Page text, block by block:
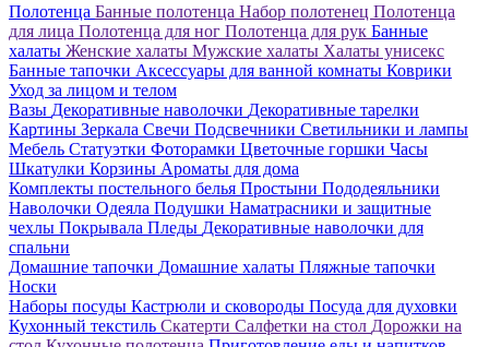
Полотенца Банные полотенца Набор полотенец Полотенца
для лица Полотенца для ног Полотенца для рук Банные
халаты Женские халаты Мужские халаты Халаты унисекс
Банные тапочки Аксессуары для ванной комнаты Коврики
Уход за лицом и телом
Вазы Декоративные наволочки Декоративные тарелки
Картины Зеркала Свечи Подсвечники Светильники и лампы
Мебель Статуэтки Фоторамки Цветочные горшки Часы
Шкатулки Корзины Ароматы для дома
Комплекты постельного белья Простыни Пододеяльники
Наволочки Одеяла Подушки Наматрасники и защитные
чехлы Покрывала Пледы Декоративные наволочки для
спальни
Домашние тапочки Домашние халаты Пляжные тапочки
Носки
Наборы посуды Кастрюли и сковороды Посуда для духовки
Кухонный текстиль Скатерти Салфетки на стол Дорожки на